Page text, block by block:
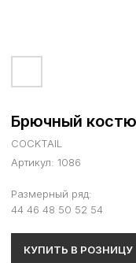
Брючный
COCKTAIL
Артикул: 1086
Размерный ряд:
44 46 48 50 52 54
КУПИТЬ В РОЗНИЦУ